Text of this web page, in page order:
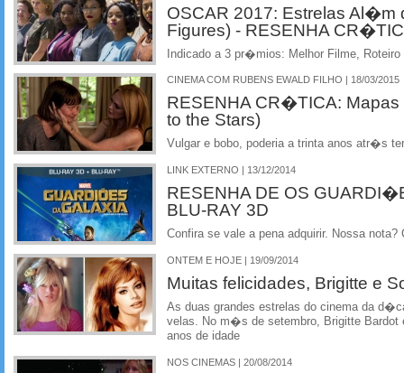
OSCAR 2017: Estrelas Al�m
Figures) - RESENHA
Indicado a 3 pr�mios: Melhor Filme,
CINEMA COM RUBENS EWALD FILHO | 18/03/2015
RESENHA CR�TICA:
to the Stars)
Vulgar e bobo, poderia a trinta anos atr�s
LINK EXTERNO | 13/12/2014
RESENHA DE OS
BLU-RAY 3D
Confira se vale a pena adquirir. Nossa nota?
ONTEM E HOJE | 19/09/2014
Muitas felicidades, Brigitte e
As duas grandes estrelas do cinema da
velas. No m�s de setembro, Brigitte Bardot
anos de idade
NOS CINEMAS | 20/08/2014